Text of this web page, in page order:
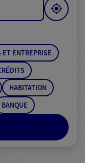
ET ENTREPRISE
HABITATION
BANQUE